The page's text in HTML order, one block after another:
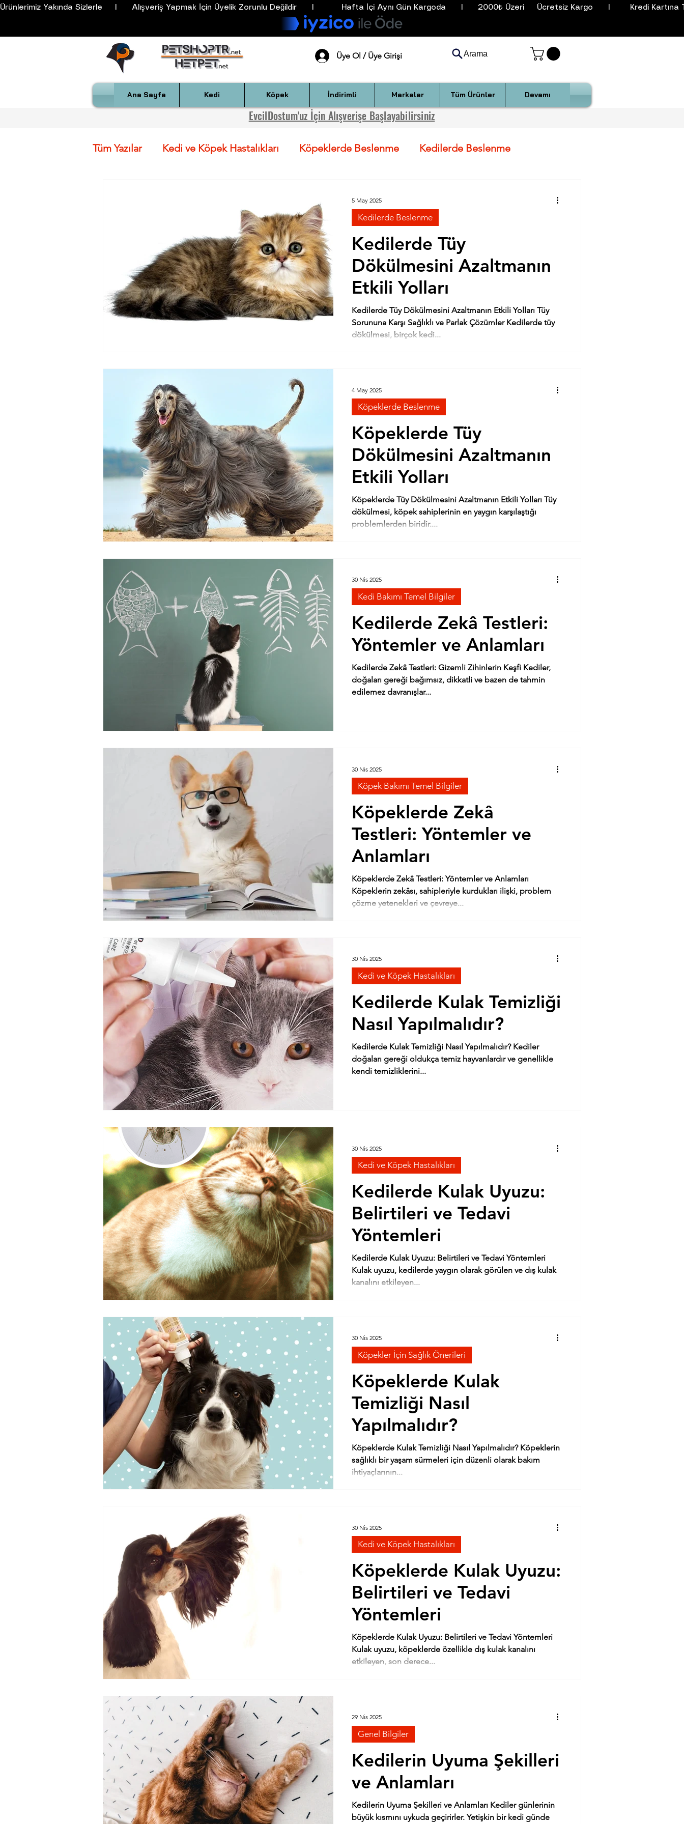
Ürünlerimiz Yakında Sizlerle     I      Alışveriş Yapmak İçin Üyelik Zorunlu Değildir      I           Hafta İçi Aynı Gün Kargoda      I      2000₺ Üzeri     Ücretsiz Kargo      I        Kredi Kartına
Üye Ol / Üye Girişi Arama
Ana Sayfa Kedi Köpek İndirimli Markalar Tüm Ürünler Devamı
EvcilDostum'uz İçin Alışverişe Başlayabilirsiniz
Tüm Yazılar Kedi ve Köpek Hastalıkları Köpeklerde Beslenme Kedilerde Beslenme
Köpek Hastalıkları Köpek Irkları Özell. FCI Standartl.
Köpekler İçin Sağlık Önerileri Köpek Bakımı Temel Bilgiler Kedi Hastalıkları
Genel Bilgiler Kedi Bakımı Temel Bilgiler
Kedilerde Tüy
Dökülmesini Azaltmanın
Etkili Yolları
Kedilerde Tüy Dökülmesini Azaltmanın Etkili Yolları Tüy
Sorununa Karşı Sağlıklı ve Parlak Çözümler Kedilerde tüy
dökülmesi, birçok kedi...
Kedilerde Beslenme
5 May 2025
Köpeklerde Tüy
Dökülmesini Azaltmanın
Etkili Yolları
Köpeklerde Tüy Dökülmesini Azaltmanın Etkili Yolları Tüy
dökülmesi, köpek sahiplerinin en yaygın karşılaştığı
problemlerden biridir....
Köpeklerde Beslenme
4 May 2025
Kedilerde Zekâ Testleri:
Yöntemler ve Anlamları
Kedilerde Zekâ Testleri: Gizemli Zihinlerin Keşfi Kediler,
doğaları gereği bağımsız, dikkatli ve bazen de tahmin
edilemez davranışlar...
Kedi Bakımı Temel Bilgiler
30 Nis 2025
Köpeklerde Zekâ
Testleri: Yöntemler ve
Anlamları
Köpeklerde Zekâ Testleri: Yöntemler ve Anlamları
Köpeklerin zekâsı, sahipleriyle kurdukları ilişki, problem
çözme yetenekleri ve çevreye...
Köpek Bakımı Temel Bilgiler
30 Nis 2025
Kedilerde Kulak Temizliği
Nasıl Yapılmalıdır?
Kedilerde Kulak Temizliği Nasıl Yapılmalıdır? Kediler
doğaları gereği oldukça temiz hayvanlardır ve genellikle
kendi temizliklerini...
Kedi ve Köpek Hastalıkları
30 Nis 2025
Kedilerde Kulak Uyuzu:
Belirtileri ve Tedavi
Yöntemleri
Kedilerde Kulak Uyuzu: Belirtileri ve Tedavi Yöntemleri
Kulak uyuzu, kedilerde yaygın olarak görülen ve dış kulak
kanalını etkileyen...
Kedi ve Köpek Hastalıkları
30 Nis 2025
Köpeklerde Kulak
Temizliği Nasıl
Yapılmalıdır?
Köpeklerde Kulak Temizliği Nasıl Yapılmalıdır? Köpeklerin
sağlıklı bir yaşam sürmeleri için düzenli olarak bakım
ihtiyaçlarının...
Köpekler İçin Sağlık Önerileri
30 Nis 2025
Köpeklerde Kulak Uyuzu:
Belirtileri ve Tedavi
Yöntemleri
Köpeklerde Kulak Uyuzu: Belirtileri ve Tedavi Yöntemleri
Kulak uyuzu, köpeklerde özellikle dış kulak kanalını
etkileyen, son derece...
Kedi ve Köpek Hastalıkları
30 Nis 2025
Kedilerin Uyuma Şekilleri
ve Anlamları
Kedilerin Uyuma Şekilleri ve Anlamları Kediler günlerinin
büyük kısmını uykuda geçirirler. Yetişkin bir kedi günde
Genel Bilgiler
29 Nis 2025